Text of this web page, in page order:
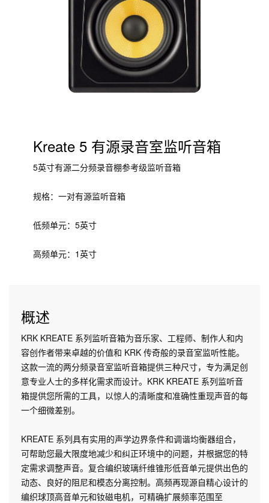
Kreate 5 有源录音室监听音箱
5英寸有源二分频录音棚参考级监听音箱
规格：一对有源监听音箱
低频单元：5英寸
高频单元：1英寸
概述
KRK KREATE 系列监听音箱为音乐家、工程师、制作人和内
容创作者带来卓越的价值和 KRK 传奇般的录音室监听性能。
这款一流的两分频录音室监听音箱提供三种尺寸，专为满足创
意专业人士的多样化需求而设计。KRK KREATE 系列监听音
箱提供您所需的工具，以惊人的清晰度和准确性重现声音的每
一个细微差别。
KREATE 系列具有实用的声学边界条件和调谐均衡器组合，
可帮助您最大限度地减少和纠正环境中的问题，并根据您的特
定需求调整声音。复合编织玻璃纤维锥形低音单元提供出色的
动态、良好的阻尼和模态分离控制。高频再现源自精心设计的
编织球顶高音单元和钕磁电机，可精确扩展频率范围至